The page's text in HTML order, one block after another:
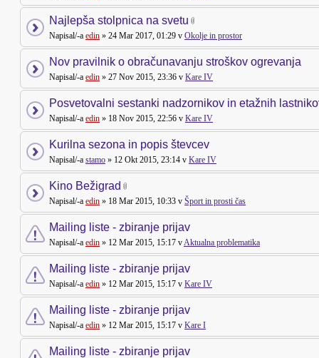
Najlepša stolpnica na svetu
Napisal/-a edin » 24 Mar 2017, 01:29 v Okolje in prostor
Nov pravilnik o obračunavanju stroškov ogrevanja
Napisal/-a edin » 27 Nov 2015, 23:36 v Kare IV
Posvetovalni sestanki nadzornikov in etažnih
Napisal/-a edin » 18 Nov 2015, 22:56 v Kare IV
Kurilna sezona in popis števcev
Napisal/-a stamo » 12 Okt 2015, 23:14 v Kare IV
Kino Bežigrad
Napisal/-a edin » 18 Mar 2015, 10:33 v Šport in prosti čas
Mailing liste - zbiranje prijav
Napisal/-a edin » 12 Mar 2015, 15:17 vAktualna problematika
Mailing liste - zbiranje prijav
Napisal/-a edin » 12 Mar 2015, 15:17 v Kare IV
Mailing liste - zbiranje prijav
Napisal/-a edin » 12 Mar 2015, 15:17 v Kare I
Mailing liste - zbiranje prijav